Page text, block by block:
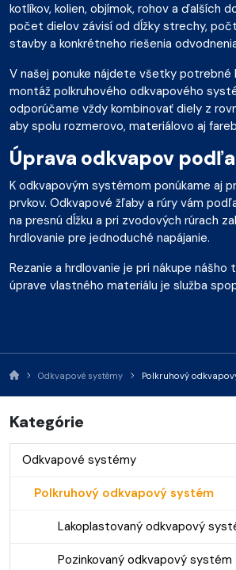
kotlíkov, kolien, objímok, rohov a ďalších
počet dielov závisí od dĺžky strechy,
stavby a konkrétneho riešenia
V našej ponuke nájdete všetky potrebné
montáž polkruhového odkvapového
odporúčame vždy kombinovať diely z
aby spolu rozmerovo, materiálovo aj
Úprava odkvapov
K odkvapovým systémom ponúkame aj
prvkov. Odkvapové žľaby a rúry vám
na presnú dĺžku a pri zvodových rúrach
hrdlovanie pre jednoduché napájanie.
Rezanie a hrdlovanie je pri nákupe nášho
úprave vlastného materiálu je služba
Odkvapové systémy Polkruhový
Kategórie
Odkvapové systémy
Polkruhový odkvapový systém
Lakoplastovaný odkvapový
Pozinkovaný odkvapový systém